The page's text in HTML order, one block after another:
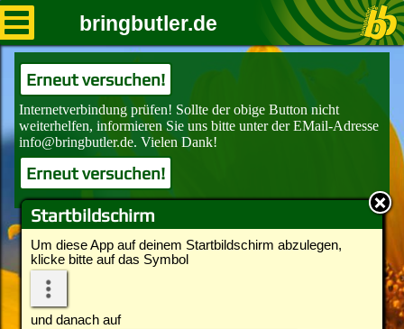
Startbildschirm
Um diese App auf deinem Startbildschirm abzulegen,
klicke bitte auf das Symbol
und danach auf
bringbutler.de
Erneut versuchen!
Erneut versuchen!